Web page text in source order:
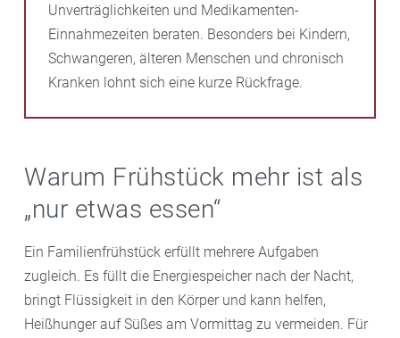
Unverträglichkeiten und Medikamenten-
Einnahmezeiten beraten. Besonders bei Kindern,
Schwangeren, älteren Menschen und chronisch
Kranken lohnt sich eine kurze Rückfrage.
Warum Frühstück mehr ist als
„nur etwas essen“
Ein Familienfrühstück erfüllt mehrere Aufgaben
zugleich. Es füllt die Energiespeicher nach der Nacht,
bringt Flüssigkeit in den Körper und kann helfen,
Heißhunger auf Süßes am Vormittag zu vermeiden. Für